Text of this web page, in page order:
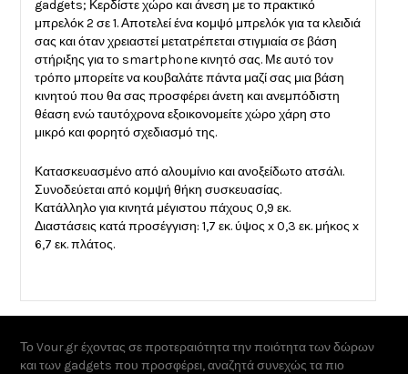
gadgets; Κερδίστε χώρο και άνεση με το πρακτικό
μπρελόκ 2 σε 1. Αποτελεί ένα κομψό μπρελόκ για τα κλειδιά
σας και όταν χρειαστεί μετατρέπεται στιγμιαία σε βάση
στήριξης για το smartphone κινητό σας. Με αυτό τον
τρόπο μπορείτε να κουβαλάτε πάντα μαζί σας μια βάση
κινητού που θα σας προσφέρει άνετη και ανεμπόδιστη
θέαση ενώ ταυτόχρονα εξοικονομείτε χώρο χάρη στο
μικρό και φορητό σχεδιασμό της.
Κατασκευασμένο από αλουμίνιο και ανοξείδωτο ατσάλι.
Συνοδεύεται από κομψή θήκη συσκευασίας.
Κατάλληλο για κινητά μέγιστου πάχους 0,9 εκ.
Διαστάσεις κατά προσέγγιση: 1,7 εκ. ύψος x 0,3 εκ. μήκος x
6,7 εκ. πλάτος.
Το Vour.gr έχοντας σε προτεραιότητα την ποιότητα των δώρων
και των gadgets που προσφέρει, αναζητά συνεχώς τα πιο